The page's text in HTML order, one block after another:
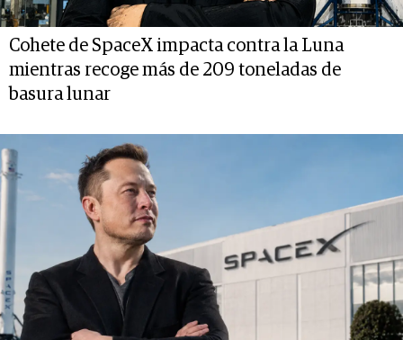
Cohete de SpaceX impacta contra la Luna
mientras recoge más de 209 toneladas de
basura lunar